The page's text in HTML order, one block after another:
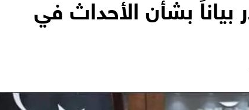
بشأن الأحداث في